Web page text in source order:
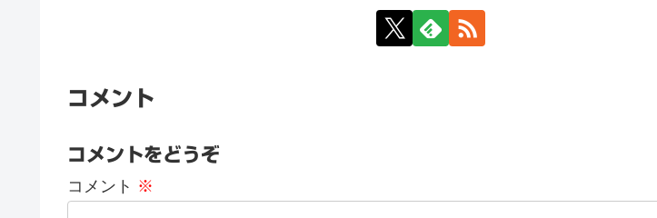
コメント
コメントをどうぞ
コメント ※